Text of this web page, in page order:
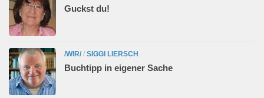
Guckst du!
/WIR/ / SIGGI LIERSCH
Buchtipp in eigener Sache